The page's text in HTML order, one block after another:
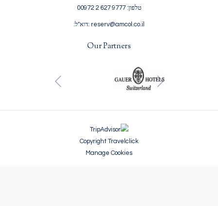
טלפון: 9777 627 2 00972
reserv@amcol.co.il :דוא"ל:
Our Partners
הקודם
Copyright Travelclick
Manage Cookies